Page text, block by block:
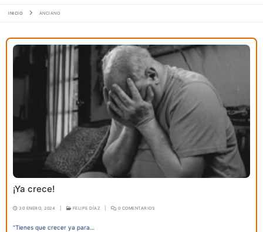
INICIO ANCIANO
¡Ya crece!
30 ENERO, 2024 FELIPE DÍAZ 0 COMENTARIOS
“Tienes que crecer ya para…